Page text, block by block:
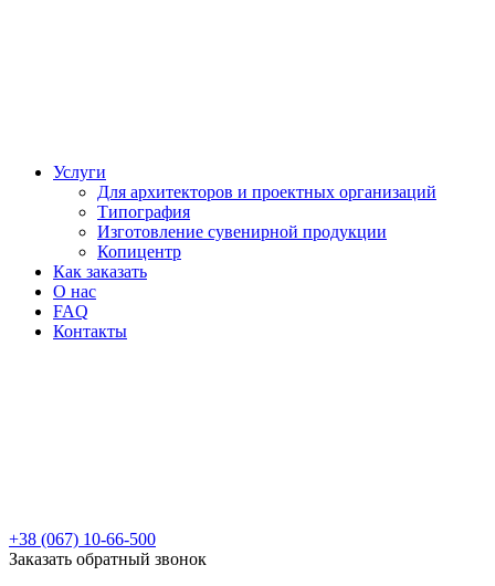
Услуги
Для архитекторов и проектных организаций
Типография
Изготовление сувенирной продукции
Копицентр
Как заказать
О нас
FAQ
Контакты
+38 (067) 10-66-500
Заказать обратный звонок